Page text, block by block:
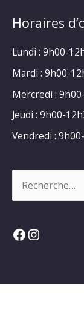
Horaires
Lundi : 9h00-
Mardi : 9h00-
Mercredi :
Jeudi : 9h00-
Vendredi :
Facebook